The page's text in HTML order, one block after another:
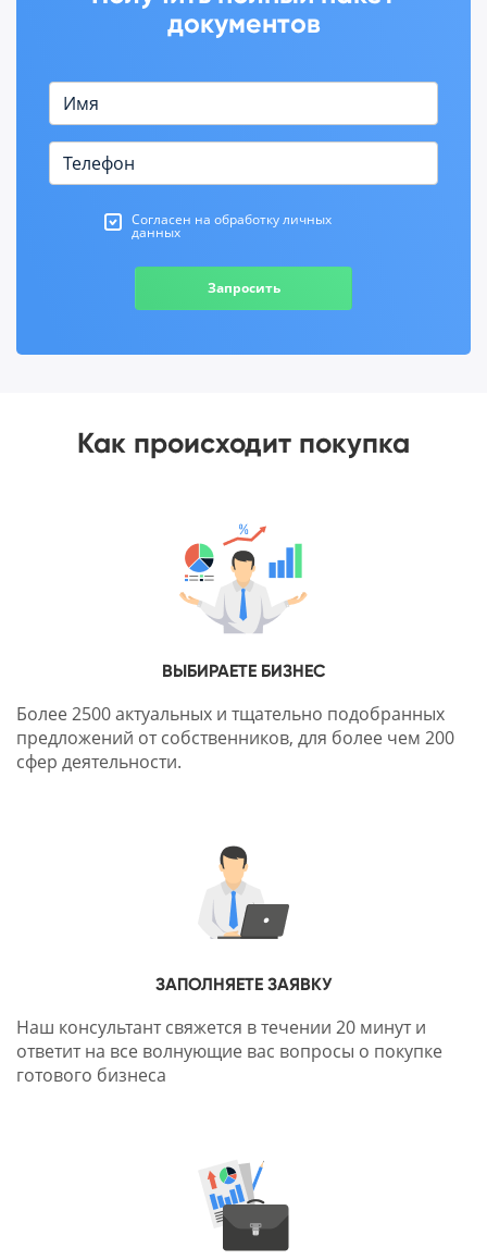
документов
Согласен на обработку личных
данных
Запросить
Как происходит покупка
ВЫБИРАЕТЕ БИЗНЕС
Более 2500 актуальных и тщательно подобранных
предложений от собственников, для более чем 200
сфер деятельности.
ЗАПОЛНЯЕТЕ ЗАЯВКУ
Наш консультант свяжется в течении 20 минут и
ответит на все волнующие вас вопросы о покупке
готового бизнеса